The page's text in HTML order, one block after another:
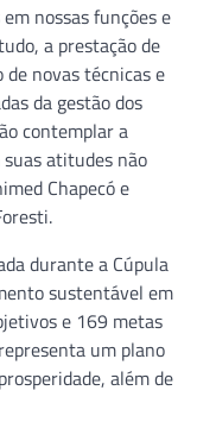
nossas funções e
a prestação de
novas técnicas e
da gestão dos
contemplar a
atitudes não
Chapecó e
durante a Cúpula
sustentável em
e 169 metas
um plano
além de